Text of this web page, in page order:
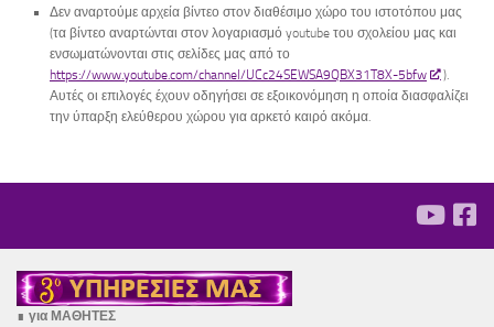
Δεν αναρτούμε αρχεία βίντεο στον διαθέσιμο χώρο του ιστοτόπου μας
(τα βίντεο αναρτώνται στον λογαριασμό youtube του σχολείου μας και
ενσωματώνονται στις σελίδες μας από το
https://www.youtube.com/channel/UCc24SEWSA9QBX31T8X-5bfw
).
Αυτές οι επιλογές έχουν οδηγήσει σε εξοικονόμηση η οποία διασφαλίζει
την ύπαρξη ελεύθερου χώρου για αρκετό καιρό ακόμα.
∎ για ΜΑΘΗΤΕΣ